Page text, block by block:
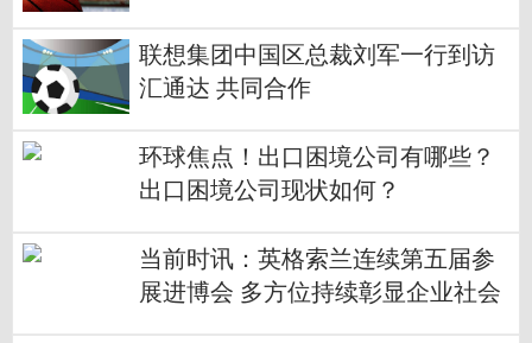
联想集团中国区总裁刘军一行到访
汇通达 共同合作
环球焦点！出口困境公司有哪些？
出口困境公司现状如何？
当前时讯：英格索兰连续第五届参
展进博会 多方位持续彰显企业社会